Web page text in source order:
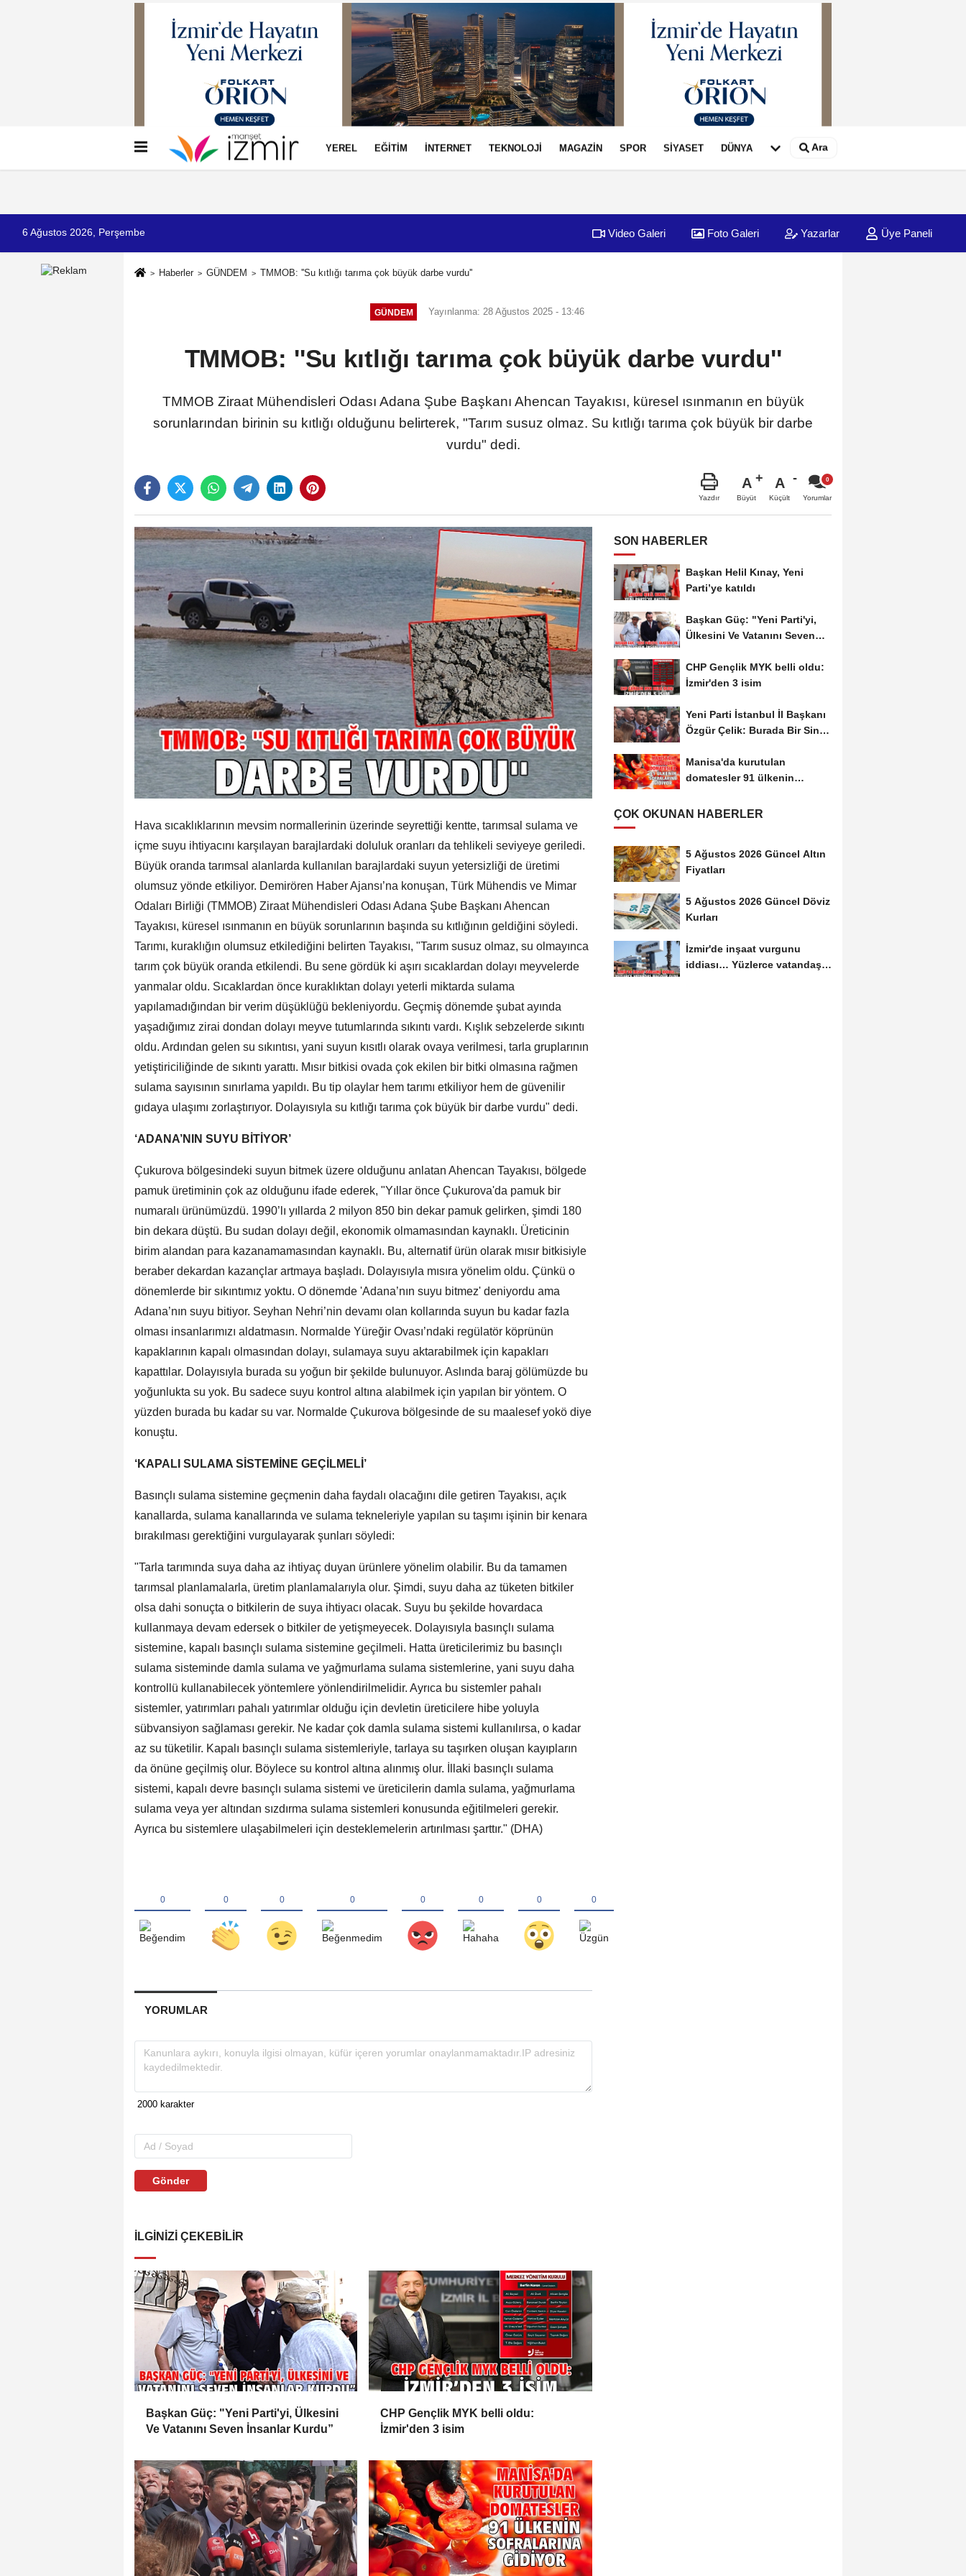
İletişim Çerez Politikası
YEREL EĞİTİM İNTERNET TEKNOLOJİ MAGAZİN SPOR SİYASET DÜNYA Ara
6 Ağustos 2026, Perşembe Video Galeri Foto Galeri Yazarlar Üye Paneli
Haberler GÜNDEM TMMOB: ''Su kıtlığı tarıma çok büyük darbe vurdu''
GÜNDEM Yayınlanma: 28 Ağustos 2025 - 13:46
TMMOB: ''Su kıtlığı tarıma çok büyük darbe vurdu''
TMMOB Ziraat Mühendisleri Odası Adana Şube Başkanı Ahencan Tayakısı, küresel ısınmanın en büyük
sorunlarından birinin su kıtlığı olduğunu belirterek, "Tarım susuz olmaz. Su kıtlığı tarıma çok büyük bir darbe
vurdu" dedi.
Yazdır
A
Büyüt
A
Küçült Yorumlar
Hava sıcaklıklarının mevsim normallerinin üzerinde seyrettiği kentte, tarımsal sulama ve
içme suyu ihtiyacını karşılayan barajlardaki doluluk oranları da tehlikeli seviyeye geriledi.
Büyük oranda tarımsal alanlarda kullanılan barajlardaki suyun yetersizliği de üretimi
olumsuz yönde etkiliyor. Demirören Haber Ajansı’na konuşan, Türk Mühendis ve Mimar
Odaları Birliği (TMMOB) Ziraat Mühendisleri Odası Adana Şube Başkanı Ahencan
Tayakısı, küresel ısınmanın en büyük sorunlarının başında su kıtlığının geldiğini söyledi.
Tarımı, kuraklığın olumsuz etkilediğini belirten Tayakısı, "Tarım susuz olmaz, su olmayınca
tarım çok büyük oranda etkilendi. Bu sene gördük ki aşırı sıcaklardan dolayı meyvelerde
yanmalar oldu. Sıcaklardan önce kuraklıktan dolayı yeterli miktarda sulama
yapılamadığından bir verim düşüklüğü bekleniyordu. Geçmiş dönemde şubat ayında
yaşadığımız zirai dondan dolayı meyve tutumlarında sıkıntı vardı. Kışlık sebzelerde sıkıntı
oldu. Ardından gelen su sıkıntısı, yani suyun kısıtlı olarak ovaya verilmesi, tarla gruplarının
yetiştiriciliğinde de sıkıntı yarattı. Mısır bitkisi ovada çok ekilen bir bitki olmasına rağmen
sulama sayısının sınırlama yapıldı. Bu tip olaylar hem tarımı etkiliyor hem de güvenilir
gıdaya ulaşımı zorlaştırıyor. Dolayısıyla su kıtlığı tarıma çok büyük bir darbe vurdu" dedi.
‘ADANA’NIN SUYU BİTİYOR’
Çukurova bölgesindeki suyun bitmek üzere olduğunu anlatan Ahencan Tayakısı, bölgede
pamuk üretiminin çok az olduğunu ifade ederek, "Yıllar önce Çukurova'da pamuk bir
numaralı ürünümüzdü. 1990’lı yıllarda 2 milyon 850 bin dekar pamuk gelirken, şimdi 180
bin dekara düştü. Bu sudan dolayı değil, ekonomik olmamasından kaynaklı. Üreticinin
birim alandan para kazanamamasından kaynaklı. Bu, alternatif ürün olarak mısır bitkisiyle
beraber dekardan kazançlar artmaya başladı. Dolayısıyla mısıra yönelim oldu. Çünkü o
dönemlerde bir sıkıntımız yoktu. O dönemde 'Adana’nın suyu bitmez' deniyordu ama
Adana’nın suyu bitiyor. Seyhan Nehri’nin devamı olan kollarında suyun bu kadar fazla
olması insanlarımızı aldatmasın. Normalde Yüreğir Ovası’ndaki regülatör köprünün
kapaklarının kapalı olmasından dolayı, sulamaya suyu aktarabilmek için kapakları
kapattılar. Dolayısıyla burada su yoğun bir şekilde bulunuyor. Aslında baraj gölümüzde bu
yoğunlukta su yok. Bu sadece suyu kontrol altına alabilmek için yapılan bir yöntem. O
yüzden burada bu kadar su var. Normalde Çukurova bölgesinde de su maalesef yokö diye
konuştu.
‘KAPALI SULAMA SİSTEMİNE GEÇİLMELİ’
Basınçlı sulama sistemine geçmenin daha faydalı olacağını dile getiren Tayakısı, açık
kanallarda, sulama kanallarında ve sulama tekneleriyle yapılan su taşımı işinin bir kenara
bırakılması gerektiğini vurgulayarak şunları söyledi:
"Tarla tarımında suya daha az ihtiyaç duyan ürünlere yönelim olabilir. Bu da tamamen
tarımsal planlamalarla, üretim planlamalarıyla olur. Şimdi, suyu daha az tüketen bitkiler
olsa dahi sonuçta o bitkilerin de suya ihtiyacı olacak. Suyu bu şekilde hovardaca
kullanmaya devam edersek o bitkiler de yetişmeyecek. Dolayısıyla basınçlı sulama
sistemine, kapalı basınçlı sulama sistemine geçilmeli. Hatta üreticilerimiz bu basınçlı
sulama sisteminde damla sulama ve yağmurlama sulama sistemlerine, yani suyu daha
kontrollü kullanabilecek yöntemlere yönlendirilmelidir. Ayrıca bu sistemler pahalı
sistemler, yatırımları pahalı yatırımlar olduğu için devletin üreticilere hibe yoluyla
sübvansiyon sağlaması gerekir. Ne kadar çok damla sulama sistemi kullanılırsa, o kadar
az su tüketilir. Kapalı basınçlı sulama sistemleriyle, tarlaya su taşırken oluşan kayıpların
da önüne geçilmiş olur. Böylece su kontrol altına alınmış olur. İllaki basınçlı sulama
sistemi, kapalı devre basınçlı sulama sistemi ve üreticilerin damla sulama, yağmurlama
sulama veya yer altından sızdırma sulama sistemleri konusunda eğitilmeleri gerekir.
Ayrıca bu sistemlere ulaşabilmeleri için desteklemelerin artırılması şarttır." (DHA)
YORUMLAR
Gönder
İLGINIZI ÇEKEBILIR
Başkan Güç: "Yeni Parti'yi, Ülkesini
Ve Vatanını Seven İnsanlar Kurdu”
CHP Gençlik MYK belli oldu:
İzmir'den 3 isim
SON HABERLER
Başkan Helil Kınay, Yeni
Parti’ye katıldı
Başkan Güç: "Yeni Parti'yi,
Ülkesini Ve Vatanını Seven
CHP Gençlik MYK belli oldu:
İzmir'den 3 isim
Yeni Parti İstanbul İl Başkanı
Özgür Çelik: Burada Bir Sinsi
Manisa'da kurutulan
domatesler 91 ülkenin
ÇOK OKUNAN HABERLER
5 Ağustos 2026 Güncel Altın
Fiyatları
5 Ağustos 2026 Güncel Döviz
Kurları
İzmir'de inşaat vurgunu
iddiası… Yüzlerce vatandaş